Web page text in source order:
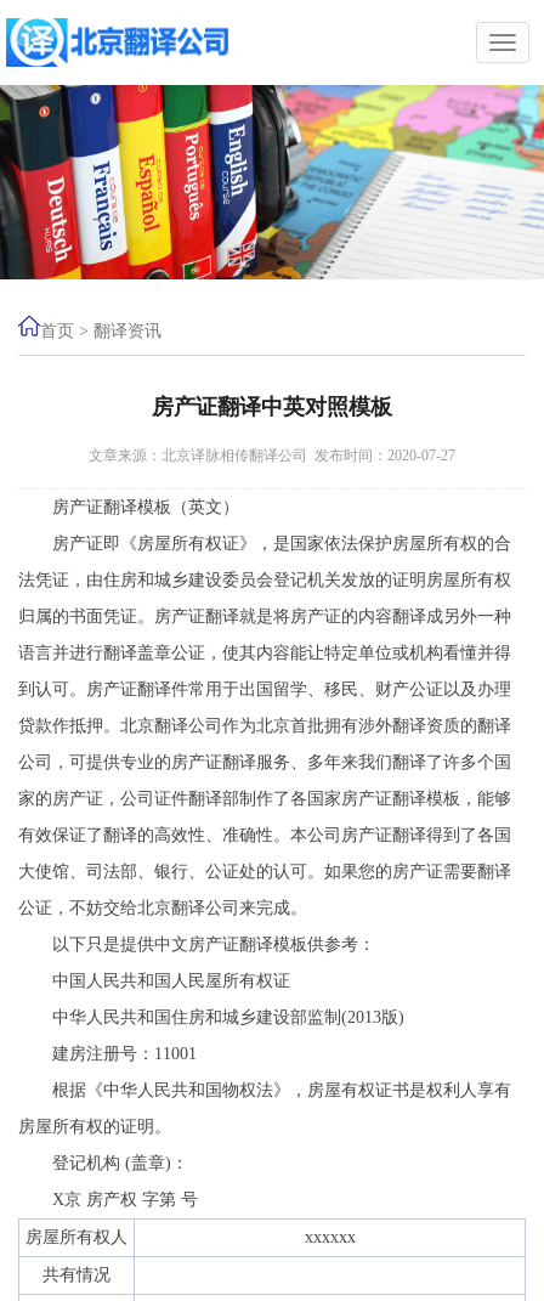
首页 > 翻译资讯
房产证翻译中英对照模板
文章来源：北京译脉相传翻译公司 发布时间：2020-07-27
房产证翻译模板（英文）
房产证即《房屋所有权证》，是国家依法保护房屋所有权的合
法凭证，由住房和城乡建设委员会登记机关发放的证明房屋所有权
归属的书面凭证。房产证翻译就是将房产证的内容翻译成另外一种
语言并进行翻译盖章公证，使其内容能让特定单位或机构看懂并得
到认可。房产证翻译件常用于出国留学、移民、财产公证以及办理
贷款作抵押。北京翻译公司作为北京首批拥有涉外翻译资质的翻译
公司，可提供专业的房产证翻译服务、多年来我们翻译了许多个国
家的房产证，公司证件翻译部制作了各国家房产证翻译模板，能够
有效保证了翻译的高效性、准确性。本公司房产证翻译得到了各国
大使馆、司法部、银行、公证处的认可。如果您的房产证需要翻译
公证，不妨交给北京翻译公司来完成。
以下只是提供中文房产证翻译模板供参考：
中国人民共和国人民屋所有权证
中华人民共和国住房和城乡建设部监制(2013版)
建房注册号：11001
根据《中华人民共和国物权法》，房屋有权证书是权利人享有
房屋所有权的证明。
登记机构 (盖章)：
X京 房产权 字第 号
房屋所有权人 xxxxxx
共有情况